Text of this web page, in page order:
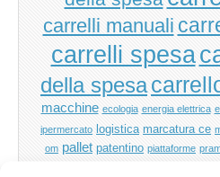
carrelli manuali
carrelli spesa
della spesa
macchine ecologia energia elettrica
ipermercato logistica marcatura ce
om pallet patentino piattaforme